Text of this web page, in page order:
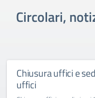
Circolari,
Chiusura uffici e
uffici